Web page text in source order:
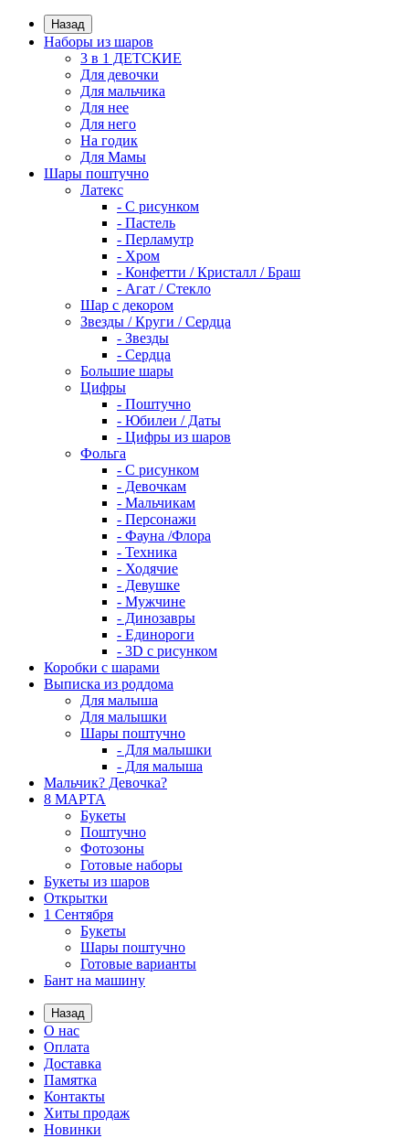
Назад
Наборы из шаров
3 в 1 ДЕТСКИЕ
Для девочки
Для мальчика
Для нее
Для него
На годик
Для Мамы
Шары поштучно
Латекс
- С рисунком
- Пастель
- Перламутр
- Хром
- Конфетти / Кристалл / Браш
- Агат / Стекло
Шар с декором
Звезды / Круги / Сердца
- Звезды
- Сердца
Большие шары
Цифры
- Поштучно
- Юбилеи / Даты
- Цифры из шаров
Фольга
- C рисунком
- Девочкам
- Мальчикам
- Персонажи
- Фауна /Флора
- Техника
- Ходячие
- Девушке
- Мужчине
- Динозавры
- Единороги
- 3D с рисунком
Коробки с шарами
Выписка из роддома
Для малыша
Для малышки
Шары поштучно
- Для малышки
- Для малыша
Мальчик? Девочка?
8 МАРТА
Букеты
Поштучно
Фотозоны
Готовые наборы
Букеты из шаров
Открытки
1 Сентября
Букеты
Шары поштучно
Готовые варианты
Бант на машину
Назад
О нас
Оплата
Доставка
Памятка
Контакты
Хиты продаж
Новинки